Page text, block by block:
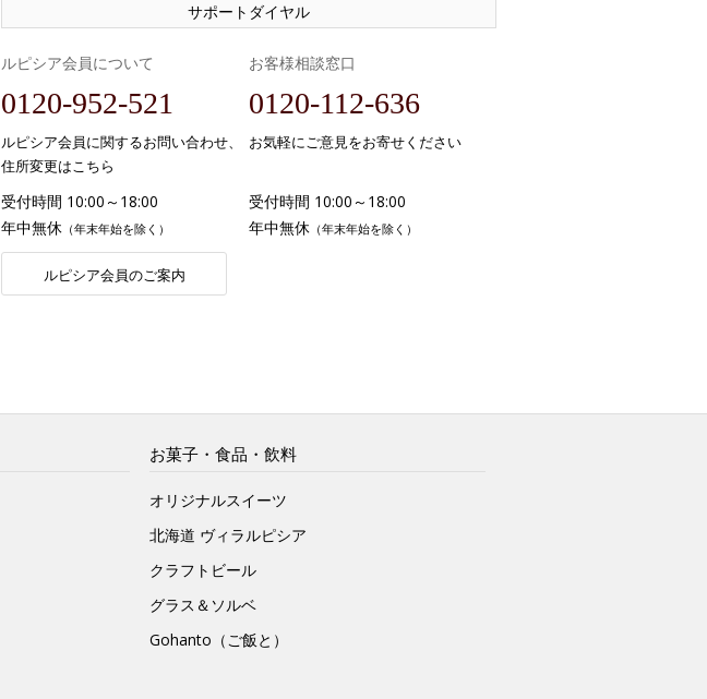
サポートダイヤル
ルピシア会員について
0120-952-521
ルピシア会員に関するお問い合わせ、
住所変更はこちら
受付時間 10:00～18:00
年中無休 （年末年始を除く）
ルピシア会員のご案内
お客様相談窓口
0120-112-636
お気軽にご意見をお寄せください
受付時間 10:00～18:00
年中無休 （年末年始を除く）
お菓子・食品・飲料
オリジナルスイーツ
北海道 ヴィラルピシア
クラフトビール
グラス＆ソルベ
Gohanto（ご飯と）